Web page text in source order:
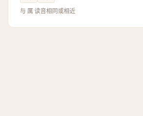
与 厲 读音相同或相近